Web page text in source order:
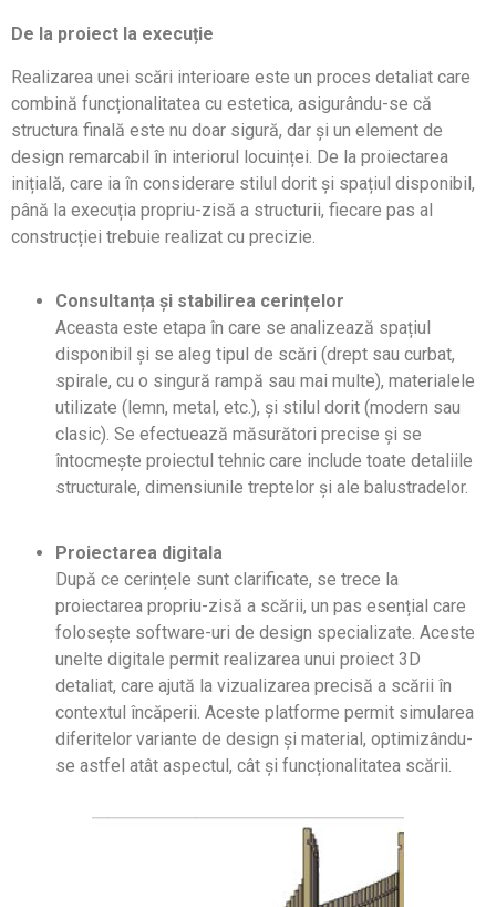
De la proiect la execuție
Realizarea unei scări interioare este un proces detaliat care
combină funcționalitatea cu estetica, asigurându-se că
structura finală este nu doar sigură, dar și un element de
design remarcabil în interiorul locuinței. De la proiectarea
inițială, care ia în considerare stilul dorit și spațiul disponibil,
până la execuția propriu-zisă a structurii, fiecare pas al
construcției trebuie realizat cu precizie.
Consultanța și stabilirea cerințelor
Aceasta este etapa în care se analizează spațiul
disponibil și se aleg tipul de scări (drept sau curbat,
spirale, cu o singură rampă sau mai multe), materialele
utilizate (lemn, metal, etc.), și stilul dorit (modern sau
clasic). Se efectuează măsurători precise și se
întocmește proiectul tehnic care include toate detaliile
structurale, dimensiunile treptelor și ale balustradelor.
Proiectarea digitala
După ce cerințele sunt clarificate, se trece la
proiectarea propriu-zisă a scării, un pas esențial care
folosește software-uri de design specializate. Aceste
unelte digitale permit realizarea unui proiect 3D
detaliat, care ajută la vizualizarea precisă a scării în
contextul încăperii. Aceste platforme permit simularea
diferitelor variante de design și material, optimizându-
se astfel atât aspectul, cât și funcționalitatea scării.